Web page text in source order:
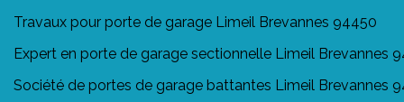
Travaux pour porte de garage Limeil Brevannes 94450
Expert en porte de garage sectionnelle Limeil Brevannes
Société de portes de garage battantes Limeil Brevannes